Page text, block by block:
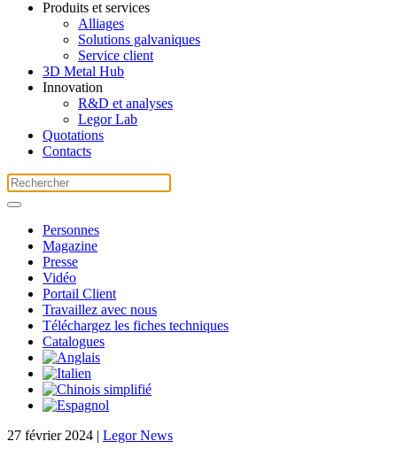
Produits et services
Alliages
Solutions galvaniques
Service client
3D Metal Hub
Innovation
R&D et analyses
Legor Lab
Quotations
Contacts
Personnes
Magazine
Presse
Vidéo
Portail Client
Travaillez avec nous
Téléchargez les fiches techniques
Catalogues
27 février 2024 | Legor News